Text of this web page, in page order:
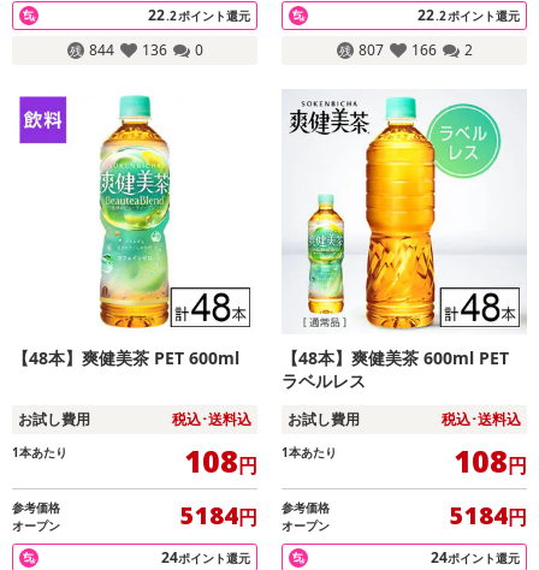
22.2ポイント還元
844 136 0
22.2ポイント還元
807 166 2
【48本】爽健美茶 PET 600ml
お試し費用 税込･送料込
1本あたり 108円
参考価格
オープン
5184円
24ポイント還元
【48本】爽健美茶 600ml PET
ラベルレス
お試し費用 税込･送料込
1本あたり 108円
参考価格
オープン
5184円
24ポイント還元